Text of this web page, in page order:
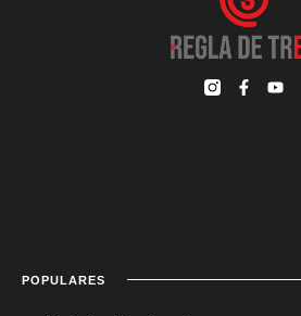
POPULARES